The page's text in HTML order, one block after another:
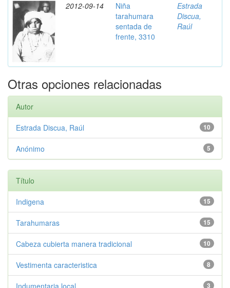
2012-09-14
Niña
tarahumara
sentada de
frente, 3310
Estrada
Discua,
Raúl
Otras opciones relacionadas
Autor
10
Estrada Discua, Raúl
5
Anónimo
Título
15
Indigena
15
Tarahumaras
10
Cabeza cubierta manera tradicional
8
Vestimenta caracteristica
3
Indumentaria local